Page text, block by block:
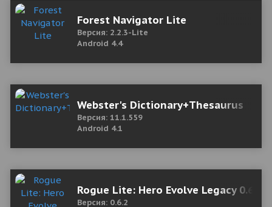
Forest Navigator Lite
Версия: 2.2.3-Lite
Android 4.4
Webster's Dictionary+Thesaurus
Версия: 11.1.559
Android 4.1
Rogue Lite: Hero Evolve Legacy 0.6.2
Версия: 0.6.2